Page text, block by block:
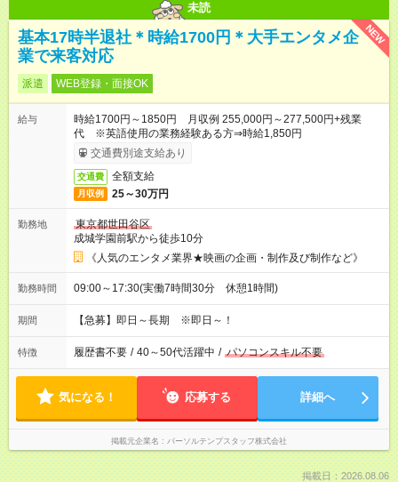
未読
NEW
基本17時半退社＊時給1700円＊大手エンタメ企
業で来客対応
派遣 WEB登録・面接OK
給与
時給1700円～1850円 月収例 255,000円～277,500円+残業
代 ※英語使用の業務経験ある方⇒時給1,850円
交通費別途支給あり
交通費 全額支給
月収例 25～30万円
勤務地
東京都世田谷区
成城学園前駅から徒歩10分
《人気のエンタメ業界★映画の企画・制作及び制作など》
勤務時間 09:00～17:30(実働7時間30分 休憩1時間)
期間 【急募】即日～長期 ※即日～！
特徴 履歴書不要 / 40～50代活躍中 / パソコンスキル不要
気になる！ 応募する 詳細へ
掲載元企業名 パーソルテンプスタッフ株式会社
掲載日：2026.08.06